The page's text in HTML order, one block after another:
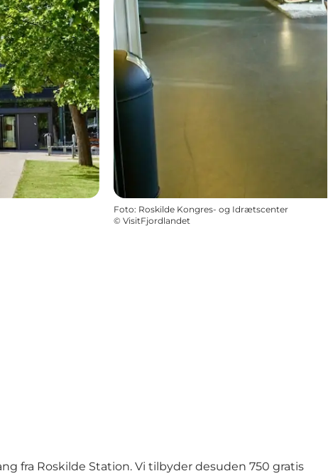
Foto: Roskilde Kongres- og Idrætscenter
© VisitFjordlandet
fra Roskilde Station. Vi tilbyder desuden 750 gratis